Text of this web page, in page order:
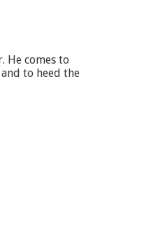
He comes to
to heed the